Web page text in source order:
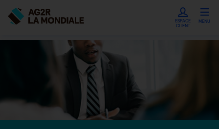
ESPACE
CLIENT
MENU